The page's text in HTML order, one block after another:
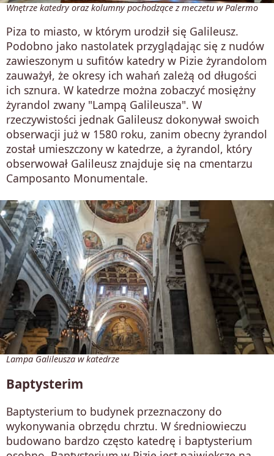
Wnętrze katedry oraz kolumny pochodzące z meczetu w Palermo
Piza to miasto, w którym urodził się Galileusz.
Podobno jako nastolatek przyglądając się z nudów
zawieszonym u sufitów katedry w Pizie żyrandolom
zauważył, że okresy ich wahań zależą od długości
ich sznura. W katedrze można zobaczyć mosiężny
żyrandol zwany "Lampą Galileusza". W
rzeczywistości jednak Galileusz dokonywał swoich
obserwacji już w 1580 roku, zanim obecny żyrandol
został umieszczony w katedrze, a żyrandol, który
obserwował Galileusz znajduje się na cmentarzu
Camposanto Monumentale.
Lampa Galileusza w katedrze
Baptysterim
Baptysterium to budynek przeznaczony do
wykonywania obrzędu chrztu. W średniowieczu
budowano bardzo często katedrę i baptysterium